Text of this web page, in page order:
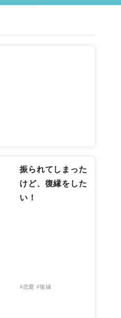
振られてしまった
けど、復縁をした
い！
#恋愛#復縁